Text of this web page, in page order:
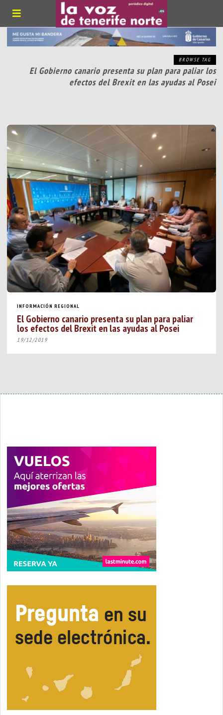
BROWSE TAG
El Gobierno canario presenta su plan para paliar los
efectos del Brexit en las ayudas al Posei
INFORMACIÓN REGIONAL
El Gobierno canario presenta su plan para paliar
los efectos del Brexit en las ayudas al Posei
19/12/2019